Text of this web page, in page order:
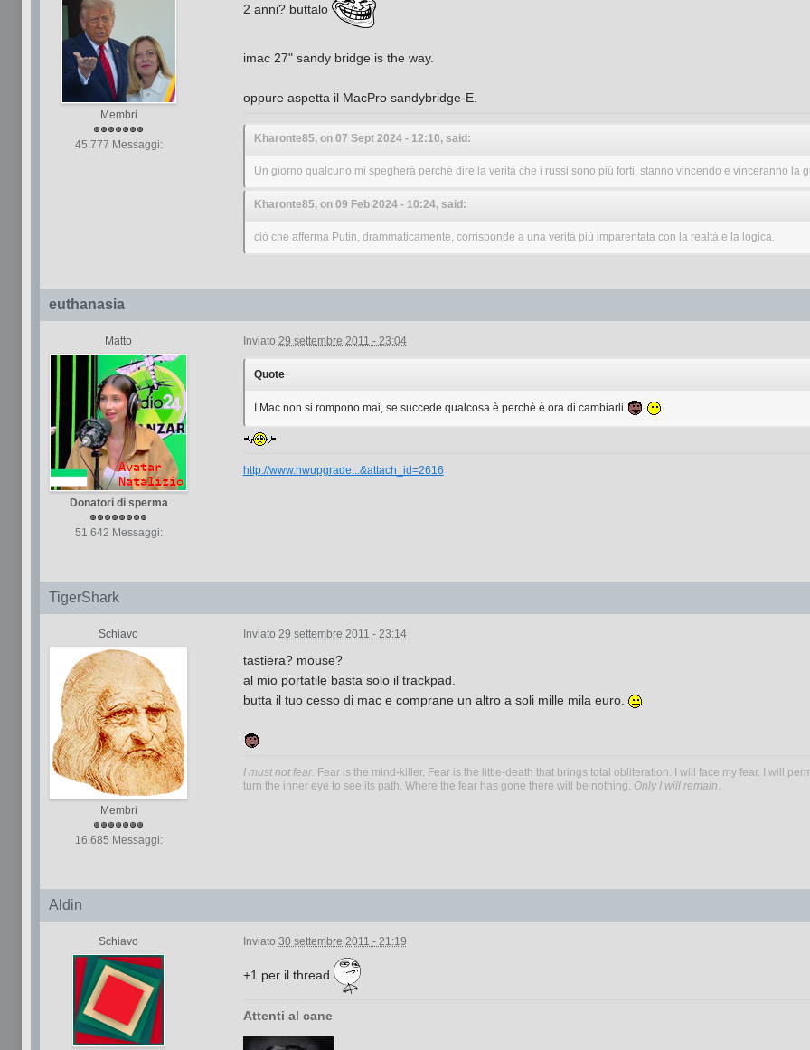
Membri
45.777 Messaggi:
2 anni? buttalo
imac 27" sandy bridge is the way.
oppure aspetta il MacPro sandybridge-E.
Kharonte85, on 07 Sept 2024 - 12:10, said:
Un giorno qualcuno mi spegherà perchè dire la verità che i russi sono più forti, stanno vincendo e vinceranno la
Kharonte85, on 09 Feb 2024 - 10:24, said:
ciò che afferma Putin, drammaticamente, corrisponde a una verità più imparentata con la realtà e la logica.
euthanasia
Matto
Donatori di sperma
51.642 Messaggi:
Inviato 29 settembre 2011 - 23:04
Quote
I Mac non si rompono mai, se succede qualcosa è perchè è ora di cambiarli
http://www.hwupgrade...&attach_id=2616
TigerShark
Schiavo
Membri
16.685 Messaggi:
Inviato 29 settembre 2011 - 23:14
tastiera? mouse?
al mio portatile basta solo il trackpad.
butta il tuo cesso di mac e comprane un altro a soli mille mila euro.
I must not fear. Fear is the mind-killer. Fear is the little-death that brings total obliteration. I will face my fear. I will
turn the inner eye to see its path. Where the fear has gone there will be nothing.
Only I will remain
Aldin
Schiavo Inviato 30 settembre 2011 - 21:19
+1 per il thread
Attenti al cane